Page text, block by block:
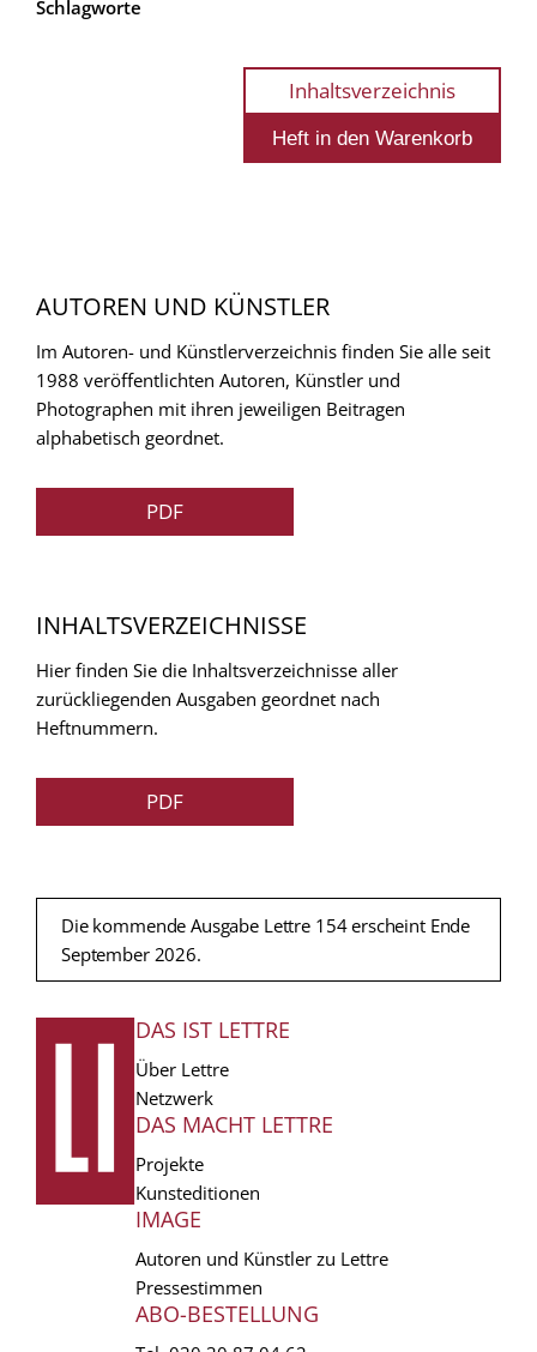
Schlagworte
Inhaltsverzeichnis
AUTOREN UND KÜNSTLER
Im Autoren- und Künstlerverzeichnis finden Sie alle seit
1988 veröffentlichten Autoren, Künstler und
Photographen mit ihren jeweiligen Beitragen
alphabetisch geordnet.
PDF
INHALTSVERZEICHNISSE
Hier finden Sie die Inhaltsverzeichnisse aller
zurückliegenden Ausgaben geordnet nach
Heftnummern.
PDF
Die kommende Ausgabe Lettre 154 erscheint Ende
September 2026.
FUSSZEILE
DAS IST LETTRE
Über Lettre
Netzwerk
DAS MACHT LETTRE
Projekte
Kunsteditionen
IMAGE
Autoren und Künstler zu Lettre
Pressestimmen
ABO-BESTELLUNG